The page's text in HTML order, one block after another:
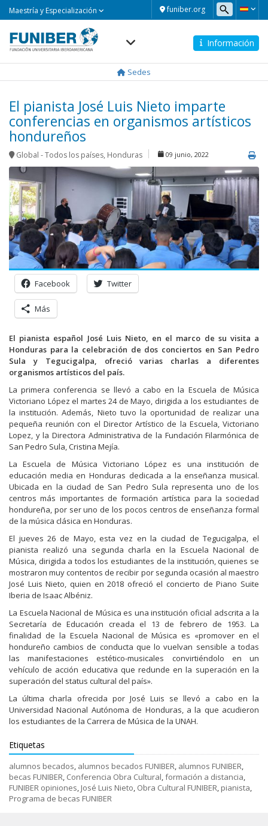
funiber.org
Maestría y Especialización
Información
Sedes
El pianista José Luis Nieto imparte
conferencias en organismos artísticos
hondureños
Global - Todos los países, Honduras 09 junio, 2022
Facebook Twitter
Más
El pianista español José Luis Nieto, en el marco de su visita a
Honduras para la celebración de dos conciertos en San Pedro
Sula y Tegucigalpa, ofreció varias charlas a diferentes
organismos artísticos del país.
La primera conferencia se llevó a cabo en la Escuela de Música
Victoriano López el martes 24 de Mayo, dirigida a los estudiantes de
la institución. Además, Nieto tuvo la oportunidad de realizar una
pequeña reunión con el Director Artístico de la Escuela, Victoriano
Lopez, y la Directora Administrativa de la Fundación Filarmónica de
San Pedro Sula, Cristina Mejía.
La Escuela de Música Victoriano López es una institución de
educación media en Honduras dedicada a la enseñanza musical.
Ubicada en la ciudad de San Pedro Sula representa uno de los
centros más importantes de formación artística para la sociedad
hondureña, por ser uno de los pocos centros de enseñanza formal
de la música clásica en Honduras.
El jueves 26 de Mayo, esta vez en la ciudad de Tegucigalpa, el
pianista realizó una segunda charla en la Escuela Nacional de
Música, dirigida a todos los estudiantes de la institución, quienes se
mostraron muy contentos de recibir por segunda ocasión al maestro
José Luis Nieto, quien en 2018 ofreció el concierto de Piano Suite
Iberia de Isaac Albéniz.
La Escuela Nacional de Música es una institución oficial adscrita a la
Secretaría de Educación creada el 13 de febrero de 1953. La
finalidad de la Escuela Nacional de Música es «promover en el
hondureño cambios de conducta que lo vuelvan sensible a todas
las manifestaciones estético-musicales convirtiéndolo en un
vehículo de acción educativa que redunde en la superación en la
superación del status cultural del país».
La última charla ofrecida por José Luis se llevó a cabo en la
Universidad Nacional Autónoma de Honduras, a la que acudieron
los estudiantes de la Carrera de Música de la UNAH.
Etiquetas
alumnos becados, alumnos becados FUNIBER, alumnos FUNIBER,
becas FUNIBER, Conferencia Obra Cultural,formación a distancia,
FUNIBER opiniones, José Luis Nieto, Obra Cultural FUNIBER, pianista,
Programa de becas FUNIBER